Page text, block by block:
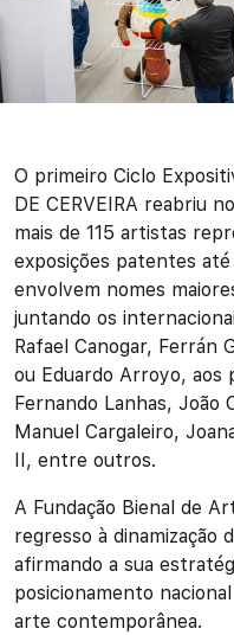
O primeiro Ciclo
DE CERVEIRA reabriu
mais de 115 artistas
exposições patentes
envolvem nomes
juntando os
Rafael Canogar, Ferrán
ou Eduardo Arroyo, aos
Fernando Lanhas,
Manuel Cargaleiro,
II, entre outros.
A Fundação Bienal de
regresso à dinamização
afirmando a sua
posicionamento
arte contemporânea.